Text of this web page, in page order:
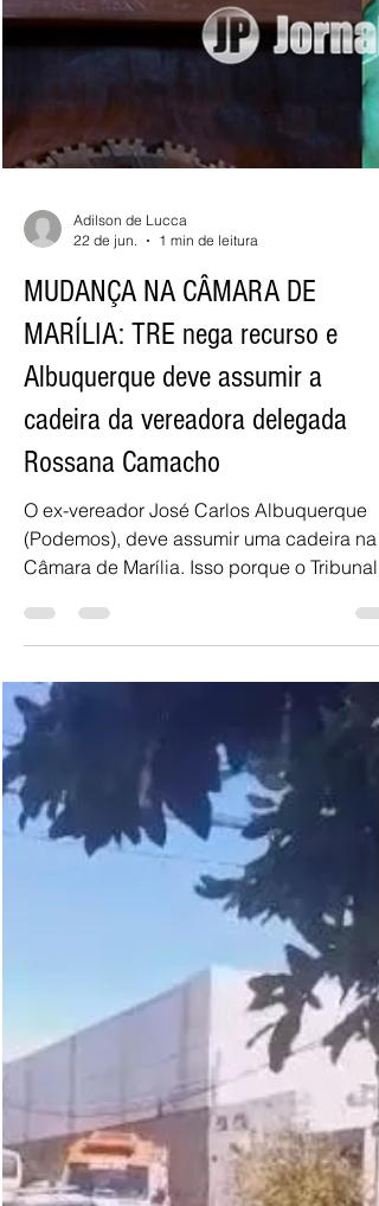
Adilson de Lucca
1 min de leitura
MUDANÇA NA CÂMARA DE
MARÍLIA: TRE nega recurso e
cadeira da vereadora delegada
Rossana Camacho
O ex-vereador José Carlos Albuquerque
(Podemos), deve assumir uma cadeira na
Câmara de Marília. Isso porque o Tribunal
Regional Eleitoral (TRE) julgou e negou por
unanimidade recurso em ação eleitoral
pretendia reverter decisão da Justiça
Eleitoral em Marília, que determinou a
do mandato da vereadora delegada
Rossana Camacho (PSD), após anulação
de todos os cerca de 5 mil votos do partido
Mobiliza, nas eleições de 2024. Com a
referida anulação, deverá ser feita a re